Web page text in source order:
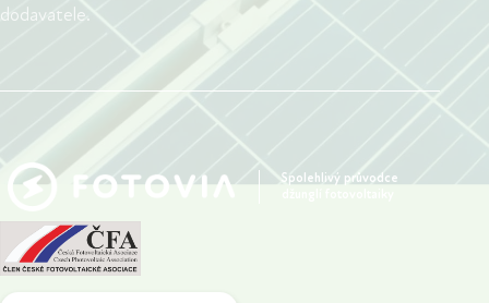
dodavatele.
Spolehlivý průvodce